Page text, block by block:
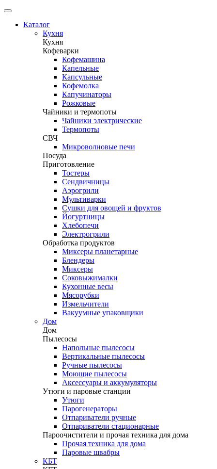
Каталог
Кухня
Кухня
Кофеварки
Кофемашина
Капельные
Капсульные
Кофемолка
Капучинаторы
Рожковые
Чайники и термопоты
Чайники электрические
Термопоты
СВЧ
Микроволновые печи
Посуда
Приготовление
Тостеры
Сендвичницы
Аэрогрили
Мультиварки
Сушки для овощей и фруктов
Йогуртницы
Хлебопечи
Электрогрили
Обработка продуктов
Миксеры планетарные
Блендеры
Миксеры
Соковыжималки
Кухонные весы
Мясорубки
Измельчители
Вакуумные упаковщики
Дом
Дом
Пылесосы
Напольные пылесосы
Вертикальные пылесосы
Ручные пылесосы
Моющие пылесосы
Аксессуары и аккумуляторы
Утюги и паровые станции
Утюги
Парогенераторы
Отпариватели ручные
Отпариватели стационарные
Пароочистители и прочая техника для дома
Прочая техника для дома
Паровые швабры
КБТ